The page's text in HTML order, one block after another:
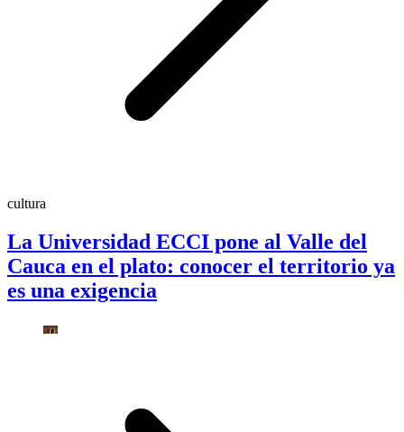
cultura
La Universidad ECCI pone al Valle del
Cauca en el plato: conocer el territorio ya
es una exigencia